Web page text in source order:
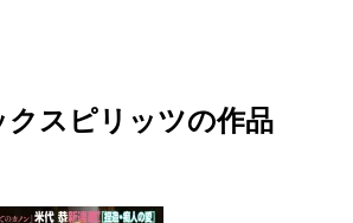
クスピリッツの作品